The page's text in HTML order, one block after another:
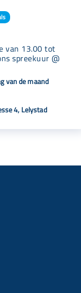
van 13.00 tot
spreekuur @
van de maand
4, Lelystad